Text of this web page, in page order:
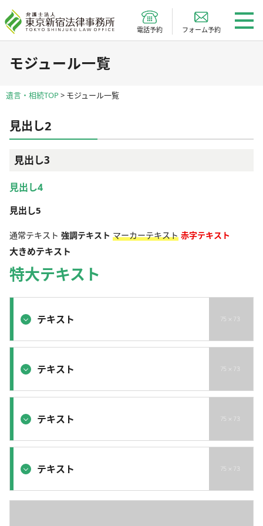
電話予約 フォーム予約
モジュール一覧
遺言・相続TOP> モジュール一覧
見出し2
見出し3
見出し4
見出し5
通常テキスト 強調テキスト マーカーテキスト 赤字テキスト
大きめテキスト
特大テキスト
テキスト
テキスト
テキスト
テキスト